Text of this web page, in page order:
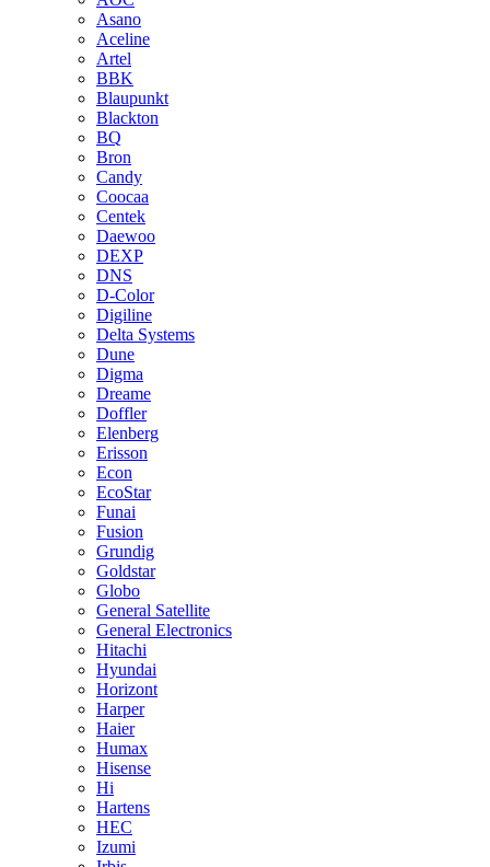
Asano
Aceline
Artel
BBK
Blaupunkt
Blackton
BQ
Bron
Candy
Coocaa
Centek
Daewoo
DEXP
DNS
D-Color
Digiline
Delta Systems
Dune
Digma
Dreame
Doffler
Elenberg
Erisson
Econ
EcoStar
Funai
Fusion
Grundig
Goldstar
Globo
General Satellite
General Electronics
Hitachi
Hyundai
Horizont
Harper
Haier
Humax
Hisense
Hi
Hartens
HEC
Izumi